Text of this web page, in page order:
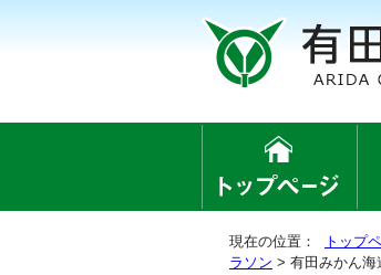
現在の位置： トップ
ラソン > 有田みかん海